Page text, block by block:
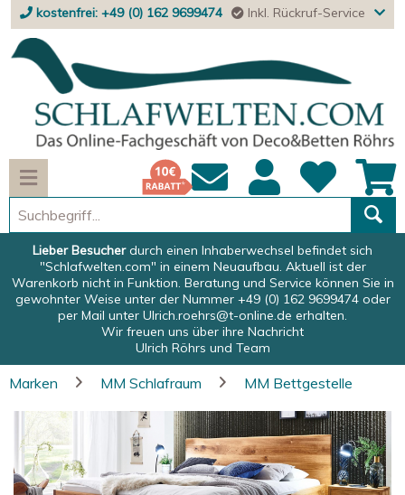
kostenfrei: +49 (0) 162 9699474 Inkl. Rückruf-Service
Lieber Besucherdurch einen Inhaberwechsel befindet sich
"Schlafwelten.com" in einem Neuaufbau. Aktuell ist der
Warenkorb nicht in Funktion. Beratung und Service können Sie in
gewohnter Weise unter der Nummer +49 (0) 162 9699474 oder
per Mail unter Ulrich.roehrs@t-online.de erhalten.
Wir freuen uns über ihre Nachricht
Ulrich Röhrs und Team
Marken MM Schlafraum MM Bettgestelle